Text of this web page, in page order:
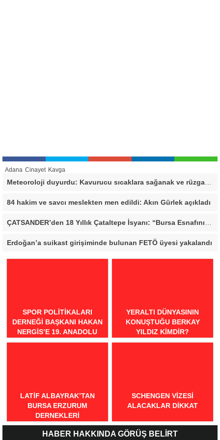
Adana Cinayet Kavga
Meteoroloji duyurdu: Kavurucu sıcaklara sağanak ve rüzgar arası
84 hakim ve savcı meslekten men edildi: Akın Gürlek açıkladı
Erdoğan’a suikast girişiminde bulunan FETÖ üyesi yakalandı
SPOR POLITIKALARI
DERNEĞI BAŞKANI HAKAN
NERGIS’E 19. ANADOLU
SPOR ÖDÜLLERI’NDE
YERALTI DÜNYASININ
KONUŞTUĞU BERKAY
YILDIZ KIMDIR?
LATIF ALBAYRAK’TAN
BURSA ERZURUM
DERNEKLERI
FEDERASYONU İÇIN 25
MADDELIK BÜYÜK VIZYON:
SCHENGEN VİZESİ
ALACAKLAR DİKKAT
HABER HAKKINDA GÖRÜŞ BELİRT